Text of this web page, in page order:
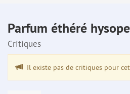
Parfum éthéré
Critiques
Il existe pas de critiques pour